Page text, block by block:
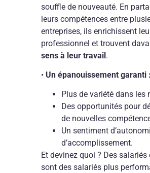
souffle de nouveauté. En
leurs compétences entre
entreprises, ils enrichissent
professionnel et trouvent
sens à leur travail.
• Un épanouissement garanti :
Plus de variété dans les
Des opportunités pour
de nouvelles
Un sentiment
d’accomplissement.
Et devinez quoi ? Des
sont des salariés plus